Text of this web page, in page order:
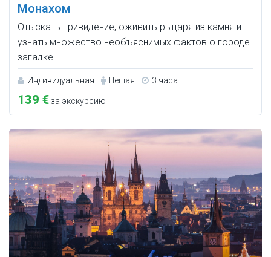
Монахом
Отыскать привидение, оживить рыцаря из камня и
узнать множество необъяснимых фактов о городе-
загадке.
Индивидуальная Пешая 3 часа
139 €за экскурсию